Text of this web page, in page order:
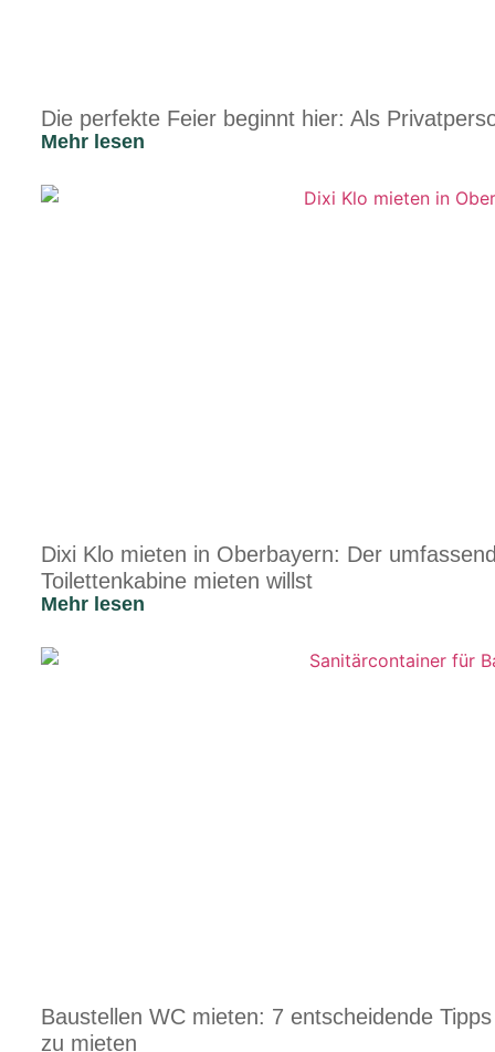
Die perfekte Feier beginnt hier: Als
Mehr lesen
Dixi Klo mieten in Oberbayern: Der
Toilettenkabine mieten willst
Mehr lesen
Baustellen WC mieten: 7 entscheidende
zu mieten